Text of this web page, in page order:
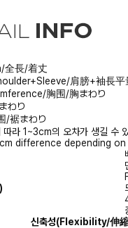
全長/着丈
肩膀+袖長平
胸围/胸まわり
わり
/裾まわり
따라 1~3cm의 오차가 생길 수
difference depending
신축성(Flexibility/伸